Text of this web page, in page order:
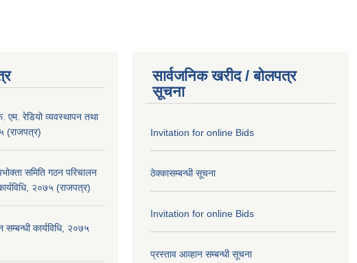
एम. रेडियो व्यवस्थापन तथा
(राजपत्र)
समिति गठन परिचालन
२०७५ (राजपत्र)
कार्यविधि, २०७५
सार्वजनिक खरीद / बोलपत्र
सूचना
Invitation for online Bids
ठेक्कासम्बन्धी सूचना
Invitation for online Bids
प्रस्ताव आव्हान सम्बन्धी सूचना